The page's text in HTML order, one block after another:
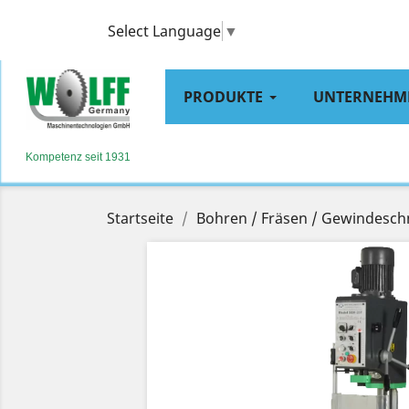
Select Language ▼
Kompetenz seit 1931
PRODUKTE
Startseite Bohren / Fräsen /